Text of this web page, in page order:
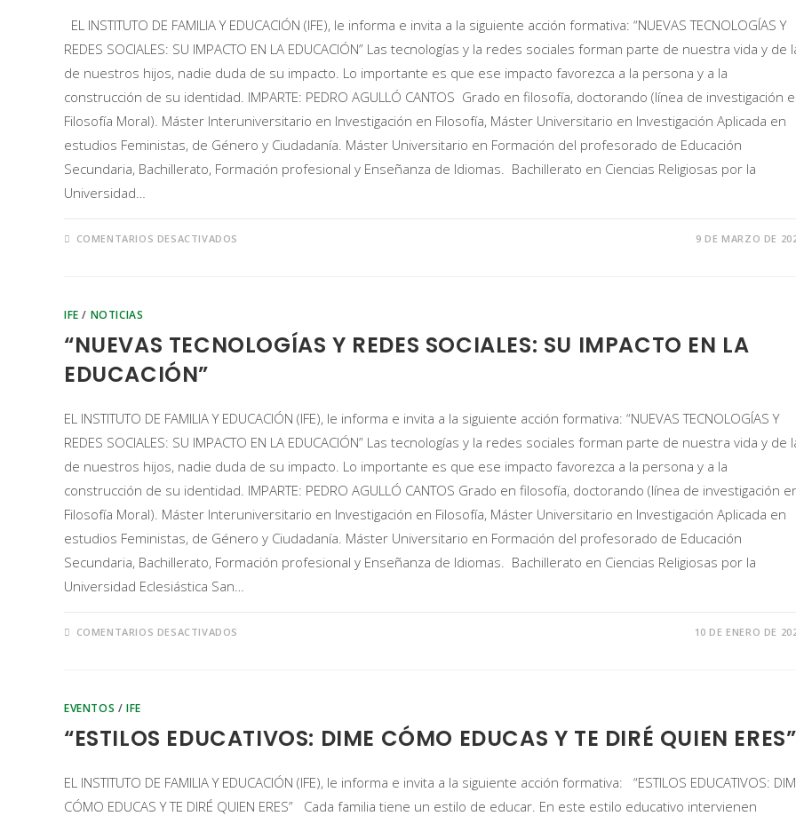
EL INSTITUTO DE FAMILIA Y EDUCACIÓN (IFE), le informa e invita a la siguiente acción formativa: “NUEVAS TECNOLOGÍAS Y
REDES SOCIALES: SU IMPACTO EN LA EDUCACIÓN” Las tecnologías y la redes sociales forman parte de nuestra vida y de
de nuestros hijos, nadie duda de su impacto. Lo importante es que ese impacto favorezca a la persona y a la
construcción de su identidad. IMPARTE: PEDRO AGULLÓ CANTOS Grado en filosofía, doctorando (línea de investigación
Filosofía Moral). Máster Interuniversitario en Investigación en Filosofía, Máster Universitario en Investigación Aplicada en
estudios Feministas, de Género y Ciudadanía. Máster Universitario en Formación del profesorado de Educación
Secundaria, Bachillerato, Formación profesional y Enseñanza de Idiomas. Bachillerato en Ciencias Religiosas por la
Universidad…
COMENTARIOS DESACTIVADOS 9 DE MARZO DE
IFE / NOTICIAS
“NUEVAS TECNOLOGÍAS Y REDES SOCIALES: SU IMPACTO EN LA
EDUCACIÓN”
EL INSTITUTO DE FAMILIA Y EDUCACIÓN (IFE), le informa e invita a la siguiente acción formativa: “NUEVAS TECNOLOGÍAS Y
REDES SOCIALES: SU IMPACTO EN LA EDUCACIÓN” Las tecnologías y la redes sociales forman parte de nuestra vida y de
de nuestros hijos, nadie duda de su impacto. Lo importante es que ese impacto favorezca a la persona y a la
construcción de su identidad. IMPARTE: PEDRO AGULLÓ CANTOS Grado en filosofía, doctorando (línea de investigación
Filosofía Moral). Máster Interuniversitario en Investigación en Filosofía, Máster Universitario en Investigación Aplicada en
estudios Feministas, de Género y Ciudadanía. Máster Universitario en Formación del profesorado de Educación
Secundaria, Bachillerato, Formación profesional y Enseñanza de Idiomas. Bachillerato en Ciencias Religiosas por la
Universidad Eclesiástica San…
COMENTARIOS DESACTIVADOS 10 DE ENERO DE
EVENTOS /IFE
“ESTILOS EDUCATIVOS: DIME CÓMO EDUCAS Y TE DIRÉ QUIEN ERES”
EL INSTITUTO DE FAMILIA Y EDUCACIÓN (IFE), le informa e invita a la siguiente acción formativa: “ESTILOS EDUCATIVOS:
CÓMO EDUCAS Y TE DIRÉ QUIEN ERES” Cada familia tiene un estilo de educar. En este estilo educativo intervienen